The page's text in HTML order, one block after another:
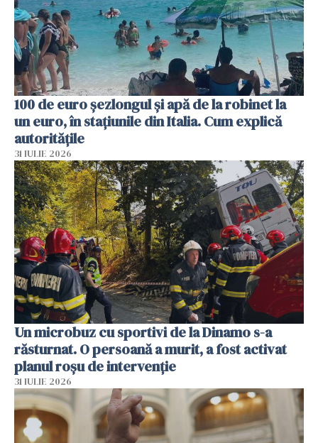
100 de euro șezlongul și apă de la robinet la
un euro, în stațiunile din Italia. Cum explică
autoritățile
31 IULIE 2026
Un microbuz cu sportivi de la Dinamo s-a
răsturnat. O persoană a murit, a fost activat
planul roșu de intervenție
31 IULIE 2026